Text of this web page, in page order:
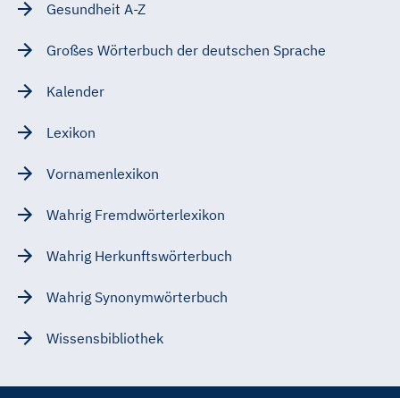
Gesundheit A-Z
Großes Wörterbuch der deutschen Sprache
Kalender
Lexikon
Vornamenlexikon
Wahrig Fremdwörterlexikon
Wahrig Herkunftswörterbuch
Wahrig Synonymwörterbuch
Wissensbibliothek